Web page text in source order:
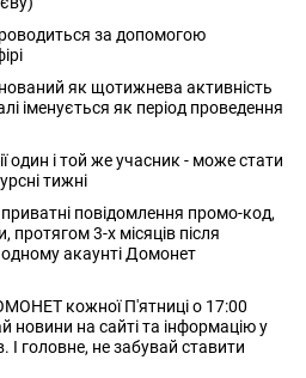
за допомогою
як щотижнева активність
іменується як період проведення
один і той же учасник - може стати
тижні
повідомлення промо-код,
3-х місяців після
акаунті Домонет
кожної П'ятниці о 17:00
новини на сайті та інформацію у
головне, не забувай ставити